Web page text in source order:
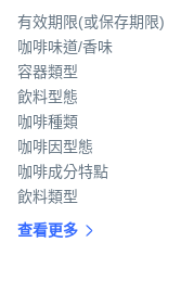
有效期限(或保存期限)
咖啡味道/香味
容器類型
飲料型態
咖啡種類
咖啡因型態
咖啡成分特點
飲料類型
查看更多